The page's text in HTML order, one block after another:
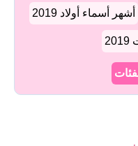
أشهر أسماء أولاد 2019